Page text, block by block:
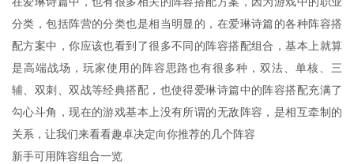
分类，包括阵营的分类也是相当明显的，在爱琳诗篇的各种阵容搭
配方案中，你应该也看到了很多不同的阵容搭配组合，基本上就算
是高端战场，玩家使用的阵容思路也有很多种，双法、单核、三
辅、双刺、双战等经典搭配，也使得爱琳诗篇中的阵容搭配充满了
勾心斗角，现在的游戏基本上没有所谓的无敌阵容，是相互牵制的
关系，让我们来看看趣卓决定向你推荐的几个阵容
新手可用阵容组合一览